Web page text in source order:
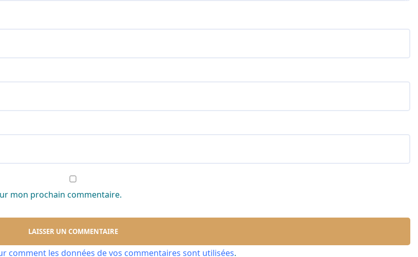
mon prochain commentaire.
comment les données de vos commentaires sont utilisées.